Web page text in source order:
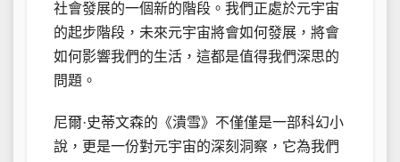
社會發展的一個新的階段。我們正處於元宇宙
的起步階段，未來元宇宙將會如何發展，將會
如何影響我們的生活，這都是值得我們深思的
問題。
尼爾·史蒂文森的《潰雪》不僅僅是一部科幻小
說，更是一份對元宇宙的深刻洞察，它為我們